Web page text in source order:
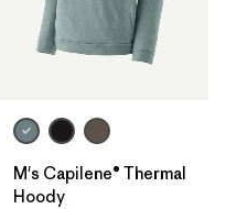
M's Capilene® Thermal
Hoody